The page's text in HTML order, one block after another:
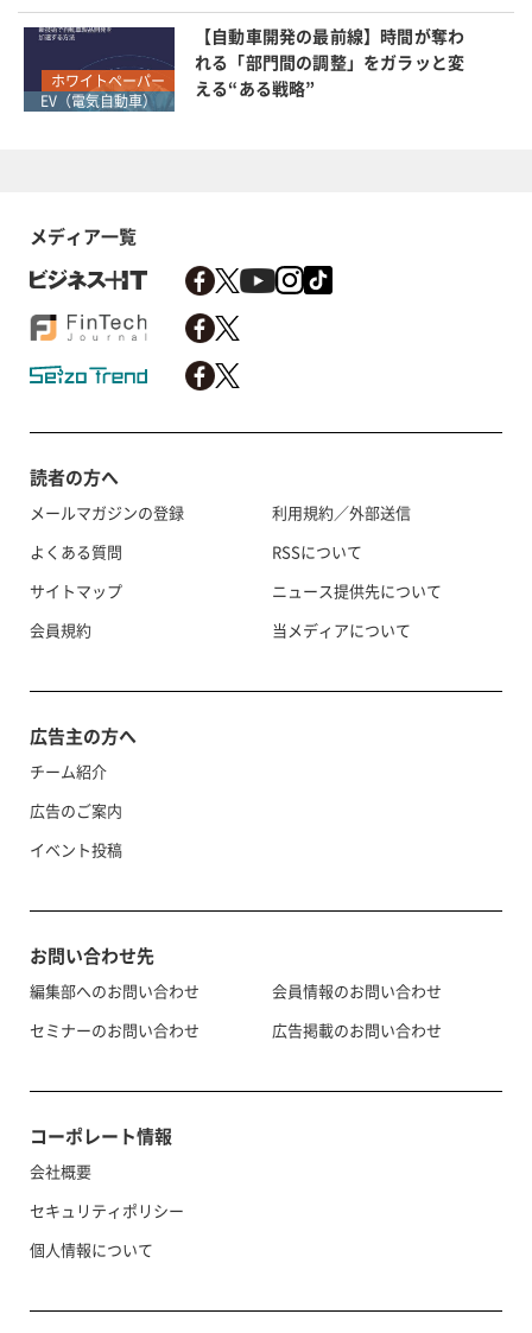
ホワイトペーパー
EV（電気自動車）
【自動車開発の最前線】時間が奪わ
れる「部門間の調整」をガラッと変
える“ある戦略”
メディア一覧
読者の方へ
メールマガジンの登録
よくある質問
サイトマップ
会員規約
利用規約／外部送信
RSSについて
ニュース提供先について
当メディアについて
広告主の方へ
チーム紹介
広告のご案内
イベント投稿
お問い合わせ先
編集部へのお問い合わせ
セミナーのお問い合わせ
会員情報のお問い合わせ
広告掲載のお問い合わせ
コーポレート情報
会社概要
セキュリティポリシー
個人情報について